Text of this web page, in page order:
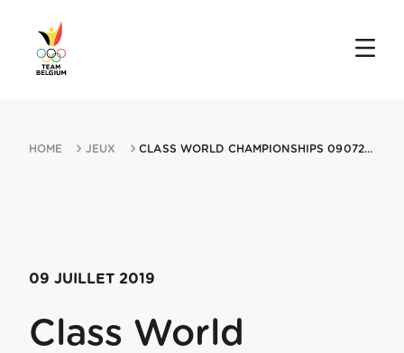
HOME JEUX CLASS WORLD CHAMPIONSHIPS 09072019 SAKAIMINATO
09 JUILLET 2019
Class World